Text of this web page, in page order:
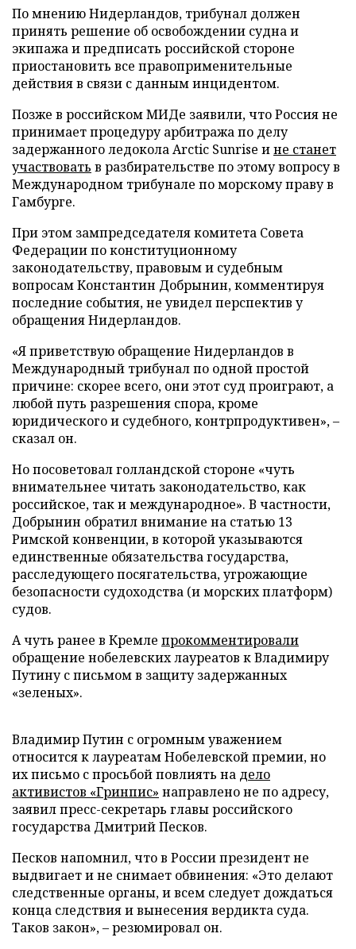
По мнению Нидерландов, трибунал должен
принять решение об освобождении судна и
экипажа и предписать российской стороне
приостановить все правоприменительные
действия в связи с данным инцидентом.
Позже в российском МИДе заявили, что Россия не
принимает процедуру арбитража по делу
задержанного ледокола Arctic Sunrise ине станет
участвовать в разбирательстве по этому вопросу в
Международном трибунале по морскому праву в
Гамбурге.
При этом зампредседателя комитета Совета
Федерации по конституционному
законодательству, правовым и судебным
вопросам Константин Добрынин, комментируя
последние события, не увидел перспектив у
обращения Нидерландов.
«Я приветствую обращение Нидерландов в
Международный трибунал по одной простой
причине: скорее всего, они этот суд проиграют, а
любой путь разрешения спора, кроме
юридического и судебного, контрпродуктивен», –
сказал он.
Но посоветовал голландской стороне «чуть
внимательнее читать законодательство, как
российское, так и международное». В частности,
Добрынин обратил внимание на статью 13
Римской конвенции, в которой указываются
единственные обязательства государства,
расследующего посягательства, угрожающие
безопасности судоходства (и морских платформ)
судов.
А чуть ранее в Кремле прокомментировали
обращение нобелевских лауреатов к Владимиру
Путину с письмом в защиту задержанных
«зеленых».
Владимир Путин с огромным уважением
относится к лауреатам Нобелевской премии, но
их письмо с просьбой повлиять на дело
активистов «Гринпис» направлено не по адресу,
заявил пресс-секретарь главы российского
государства Дмитрий Песков.
Песков напомнил, что в России президент не
выдвигает и не снимает обвинения: «Это делают
следственные органы, и всем следует дождаться
конца следствия и вынесения вердикта суда.
Таков закон», – резюмировал он.